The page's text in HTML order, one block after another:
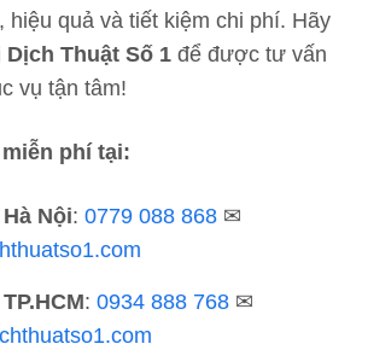
hiệu quả và tiết kiệm chi phí. Hãy
Dịch Thuật Số 1 để được tư vấn
vụ tận tâm!
phí tại:
Nội: 0779 088 868 ✉
: 0934 888 768 ✉